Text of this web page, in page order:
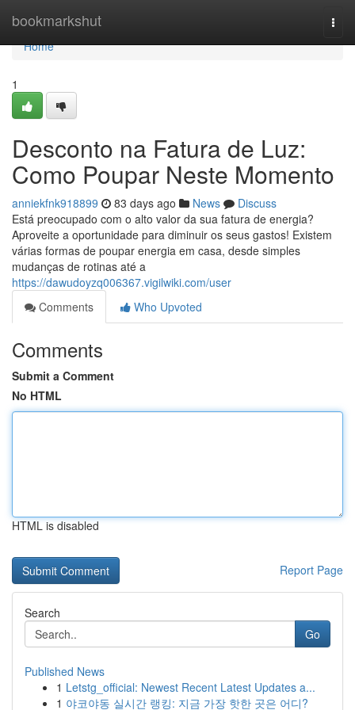
bookmarkshut
Home
Home
1
Desconto na Fatura de Luz:
Como Poupar Neste Momento
anniekfnk918899 83 days ago News
Discuss
Está preocupado com o alto valor da sua fatura de energia?
Aproveite a oportunidade para diminuir os seus gastos! Existem
várias formas de poupar energia em casa, desde simples
mudanças de rotinas até a
https://dawudoyzq006367.vigilwiki.com/user
Comments
Who Upvoted
Comments
Submit a Comment
No HTML
HTML is disabled
Report Page
Search
Go
Published News
1 Letstg_official: Newest Recent Latest Updates a...
1 야코야동 실시간 랭킹: 지금 가장 핫한 곳은 어디?